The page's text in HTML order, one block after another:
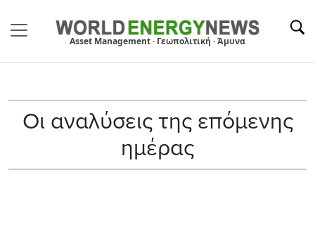
Asset Management · Γεωπολιτική · Άμυνα
Οι αναλύσεις της επόμενης
ημέρας